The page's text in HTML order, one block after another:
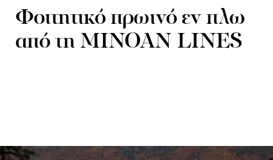
Φοιτητικό πρωινό εν πλω
από τη MINOAN LINES